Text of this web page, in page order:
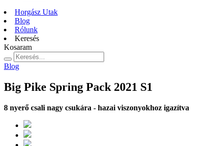
Horgász Utak
Blog
Rólunk
Keresés
Kosaram
Blog
Big Pike Spring Pack 2021 S1
8 nyerő csali nagy csukára - hazai viszonyokhoz igazítva